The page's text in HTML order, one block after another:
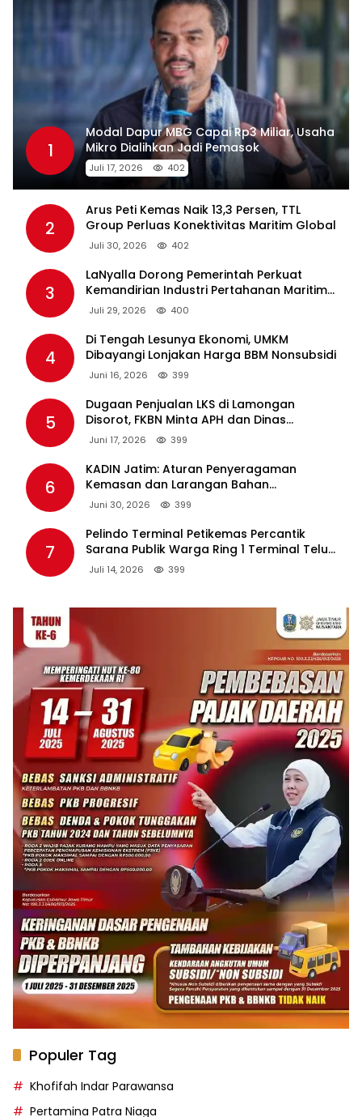
1
Modal Dapur MBG Capai Rp3 Miliar, Usaha
Mikro Dialihkan Jadi Pemasok
Juli 17, 2026 402
2
Arus Peti Kemas Naik 13,3 Persen, TTL
Group Perluas Konektivitas Maritim Global
Juli 30, 2026 402
3
LaNyalla Dorong Pemerintah Perkuat
Kemandirian Industri Pertahanan Maritim
Lewat PT PAL
Juli 29, 2026 400
4
Di Tengah Lesunya Ekonomi, UMKM
Dibayangi Lonjakan Harga BBM Nonsubsidi
Juni 16, 2026 399
5
Dugaan Penjualan LKS di Lamongan
Disorot, FKBN Minta APH dan Dinas
Pendidikan Bertindak Tegas.
Juni 17, 2026 399
6
KADIN Jatim: Aturan Penyeragaman
Kemasan dan Larangan Bahan
Tambahan Berpotensi Ganggu Industri
Juni 30, 2026 399
7
Pelindo Terminal Petikemas Percantik
Sarana Publik Warga Ring 1 Terminal Teluk
Lamong Lewat Program TJSL
Juli 14, 2026 399
Populer Tag
Khofifah Indar Parawansa
Pertamina Patra Niaga